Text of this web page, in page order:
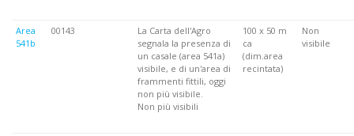
Area
541b
00143
La Carta dell'Agro
segnala la presenza di
un casale (area 541a)
visibile, e di un'area di
frammenti fittili, oggi
non più visibile.
Non più visibili
100 x 50 m
ca
(dim.area
recintata)
Non
visibile